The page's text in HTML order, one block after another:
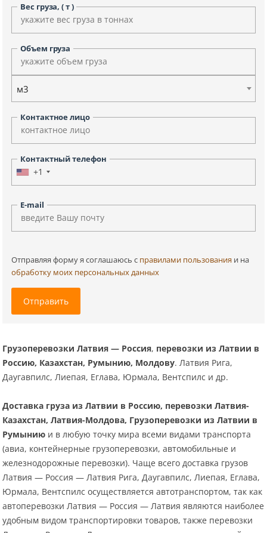
Вес груза, ( т )
Объем груза
м3
Контактное лицо
Контактный телефон
+1
E-mail
Отправляя форму я соглашаюсь c правилами пользования и на
обработку моих персональных данных
Отправить
Грузоперевозки Латвия — Россия, перевозки из Латвии в
Россию, Казахстан, Румынию, Молдову. Латвия Рига,
Даугавпилс, Лиепая, Еглава, Юрмала, Вентспилс и др.
Доставка груза из Латвии в Россию, перевозки Латвия-
Казахстан, Латвия-Молдова, Грузоперевозки из Латвии в
Румынию и в любую точку мира всеми видами транспорта
(авиа, контейнерные грузоперевозки, автомобильные и
железнодорожные перевозки). Чаще всего доставка грузов
Латвия — Россия — Латвия Рига, Даугавпилс, Лиепая, Еглава,
Юрмала, Вентспилс осуществляется автотранспортом, так как
автоперевозки Латвия — Россия — Латвия являются наиболее
удобным видом транспортировки товаров, также перевозки